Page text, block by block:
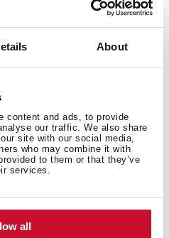
About
content and ads, to provide
our traffic. We also share
site with our social media,
who may combine it with
to them or that they’ve
services.
all
capacidad para preparar 2
mm